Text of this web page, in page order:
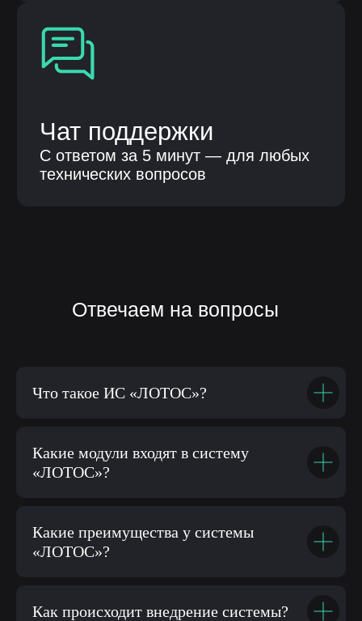
Что такое ИС «ЛОТОС»?
Какие модули входят в систему
«ЛОТОС»?
Какие преимущества у системы
«ЛОТОС»?
Как происходит внедрение системы?
8 987 110 00 58
nelumbo-it@mail.ru
© Все права защищены